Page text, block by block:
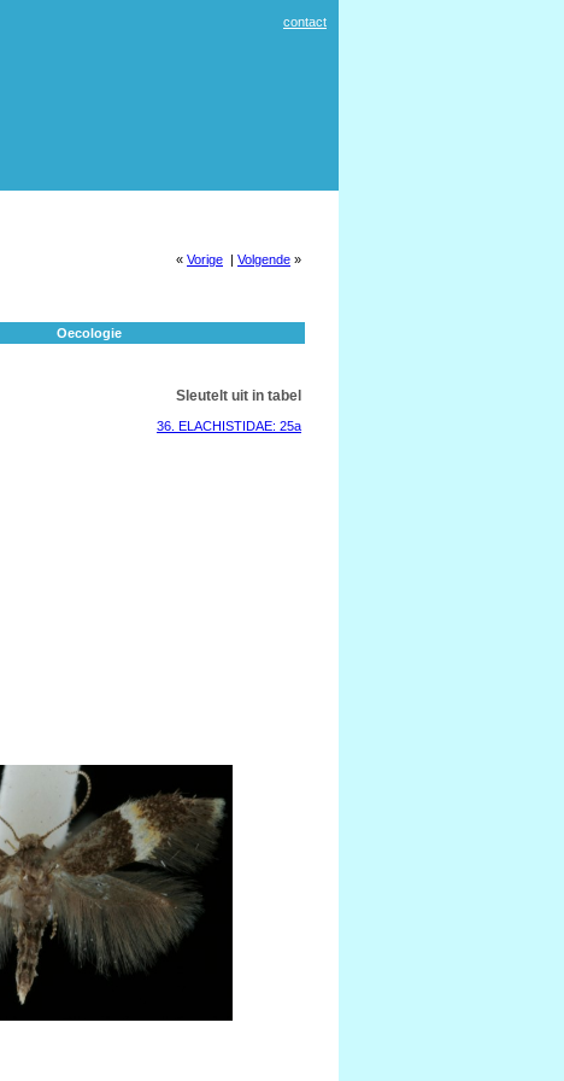
contact
« Vorige | Volgende »
Oecologie
Sleutelt uit in tabel
36. ELACHISTIDAE: 25a